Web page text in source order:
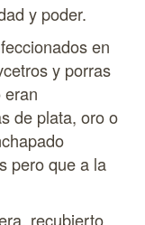
y poder.
en
y porras
eran
de plata, oro o
pero que a la
recubierto